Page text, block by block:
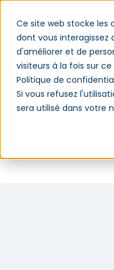
Ce site web stocke les
dont vous interagissez
d'améliorer et de
visiteurs à la fois sur
Politique de
Si vous refusez
sera utilisé dans votre